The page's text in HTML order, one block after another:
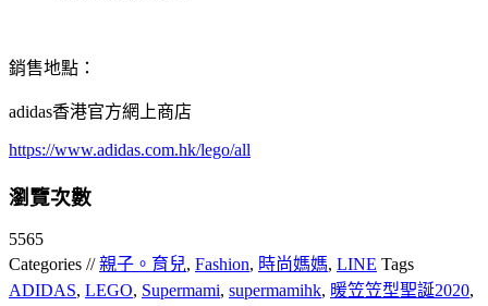
銷售地點：
adidas香港官方網上商店
https://www.adidas.com.hk/lego/all
瀏覽次數
5565
Categories //親子。育兒, Fashion, 時尚媽媽, LINE Tags
ADIDAS, LEGO, Supermami, supermamihk, 暖笠笠型聖誕2020,